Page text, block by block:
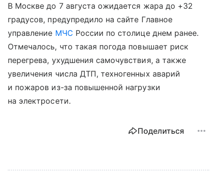
В Москве до 7 августа ожидается жара до +32
градусов, предупредило на сайте Главное
управление МЧС России по столице днем ранее.
Отмечалось, что такая погода повышает риск
перегрева, ухудшения самочувствия, а также
увеличения числа ДТП, техногенных аварий
и пожаров из-за повышенной нагрузки
на электросети.
Поделиться